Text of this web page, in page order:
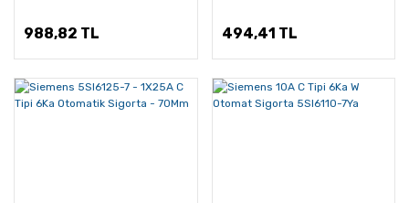
988,82 TL 494,41 TL